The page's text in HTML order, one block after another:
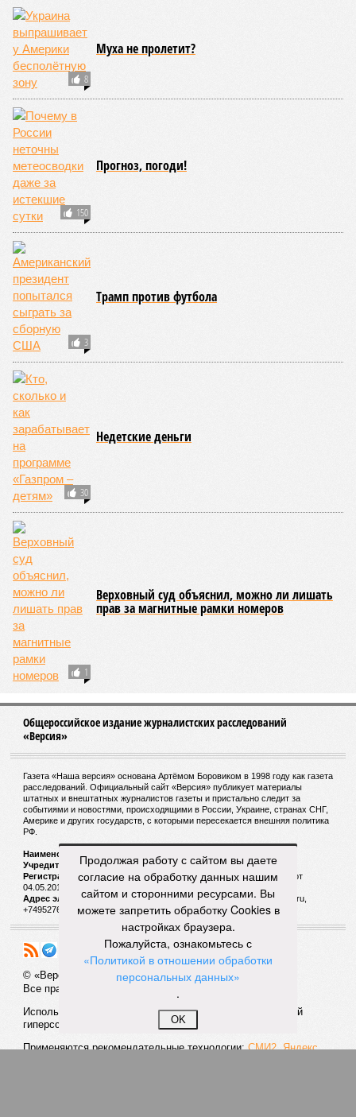
Август не стал ломать мрачной традиции: 1-го числа – теракт на
Кудринской площади в Москве с пятерыми погибшими, а 3-го –
удар украинским дроном по отдыхающим на пляже под
Геленджиком – погибли семеро, из них четверо –
несовершеннолетние. Киев, проигрывая на поле боя,
терроризирует гражданских, отыгрывается на наших детях. Пора
бы призвать террористов к ответу, не так ли?
Генералов в Москвеубивали, общественников – тоже,
готовили покушения на видных чиновников и журналистов
– всё уже было. В этот раз погибли зять главкома ВКС
Александра Чайко
лейтенант. Война идёт и в тылу, что поделать. Против
мирных людей – в том числе.
столичном ресторане Balzi Rossi очевидным образом
является важнейшим политическим событием недели,
несмотря на то что никаких официальных комментариев
так и не последовало,
Мардан. –Впрочем, это оглушительное молчание
говорит о важности произошедшего даже больше, чем
любые громкие заявления». «Упорное нежелание
официально объявить политическое руководство
Украины во главе с Зеленским террористами откровенно
удивляет,
Пилько. –Что ещё должно произойти, чтобы это всё-
таки случилось? И что мешает этому простому и
логичному решению?»
Бьют по мирным – попадают в элиту
Видимо, мешает не «что», а «кто». Накануне в Вене
состоялись келейные (чтобы не сказать, сепаратные)
переговоры отставных западных политиков и управленцев
с группой российских – как бы назвать их точнее-то? –
визави. На этом фоне возникают некоторые догадки –
почему два откровенных теракта Киева, убившие наших
гражданских, остались не то чтобы незамеченными – не
стали новостями с первых полос, скажем так.
«Просочившаяся информация о том, что на секретных
Стальевич – информация невесёлая,– делится
впечатлениями общественницаДарья Митина. –
– основной спикер и интерфейс ельцинской «семьи»,
главных заинтересованных лиц в нашем поражении-
замирении. Печальных выводов два: наверху до сих пор
верят, что договорнячок возможен, а «семья» отнюдь не
канула в Лету, а вполне при делах».
Но в Balzi Rossi ударили не просто по мирным людям –
ударили по элите, наотмашь, на виду у честного народа.
«Это один из самых дорогих ресторанов Москвы,
уточняет общественница
Анастасия Кашеварова
году его выставляли на продажу почти за миллиард
рублей. Этот ресторан для очень богатых людей, цены
. Вообще, возникают некоторые
сомнения, что украинские террористы смогли бы
самостоятельно осуществить диверсию в таком месте – уж
не оказали ли им помощь их европейские покровители?
на осуществление подобного террористического акта
России,– поясняет политологДмитрий Евстафьев.–В
Продолжая работу с сайтом вы даете
согласие на обработку данных нашим
сайтом и сторонними ресурсами. Вы
можете запретить обработку Cookies в
настройках браузера.
Пожалуйста, ознакомьтесь с
«Политикой в отношении обработки
персональных данных»
.
OK